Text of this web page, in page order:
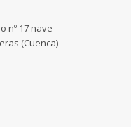
nº 17 nave
(Cuenca)